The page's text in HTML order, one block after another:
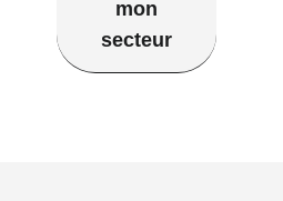
mon
secteur